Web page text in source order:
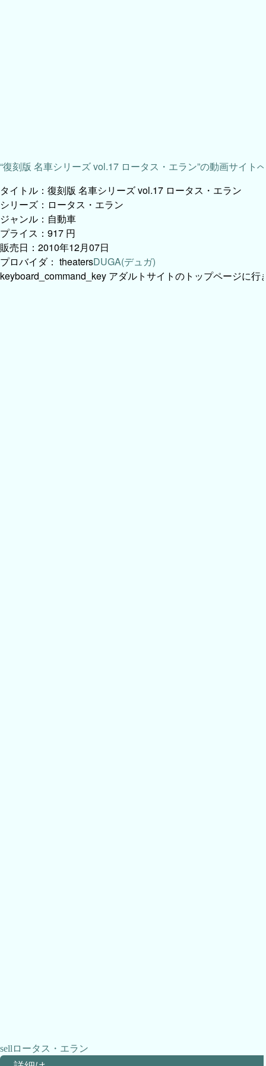
“復刻版 名車シリーズ vol.17 ロータス・エラン”の動画サイト
タイトル：復刻版 名車シリーズ vol.17 ロータス・エラン
シリーズ：ロータス・エラン
ジャンル：自動車
プライス：917 円
販売日：2010年12月07日
プロバイダ： theatersDUGA(デュガ)
keyboard_command_key アダルトサイトのトップページに
ロータス・エラン